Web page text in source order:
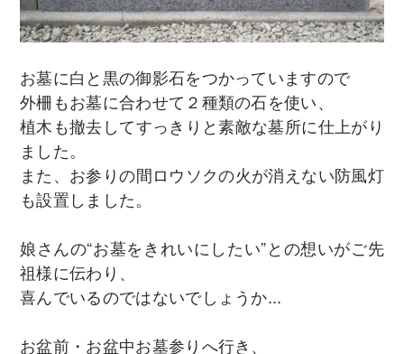
お墓に白と黒の御影石をつかっていますので
外柵もお墓に合わせて２種類の石を使い、
植木も撤去してすっきりと素敵な墓所に仕上がり
ました。
また、お参りの間ロウソクの火が消えない防風灯
も設置しました。
娘さんの“お墓をきれいにしたい”との想いがご先
祖様に伝わり、
喜んでいるのではないでしょうか...
お盆前・お盆中お墓参りへ行き、